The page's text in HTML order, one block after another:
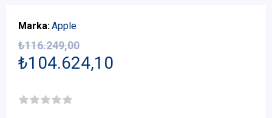
Marka:Apple
₺104.624,10
₺116.249,00